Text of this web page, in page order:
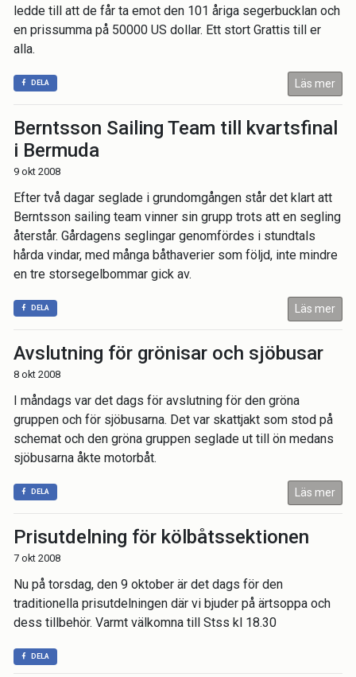
ledde till att de får ta emot den 101 åriga segerbucklan och
en prissumma på 50000 US dollar. Ett stort Grattis till er
alla.
DELA Läs mer
Berntsson Sailing Team till kvartsfinal
i Bermuda
9 okt 2008
Efter två dagar seglade i grundomgången står det klart att
Berntsson sailing team vinner sin grupp trots att en segling
återstår. Gårdagens seglingar genomfördes i stundtals
hårda vindar, med många båthaverier som följd, inte mindre
en tre storsegelbommar gick av.
DELA Läs mer
Avslutning för grönisar och sjöbusar
8 okt 2008
I måndags var det dags för avslutning för den gröna
gruppen och för sjöbusarna. Det var skattjakt som stod på
schemat och den gröna gruppen seglade ut till ön medans
sjöbusarna åkte motorbåt.
DELA Läs mer
Prisutdelning för kölbåtssektionen
7 okt 2008
Nu på torsdag, den 9 oktober är det dags för den
traditionella prisutdelningen där vi bjuder på ärtsoppa och
dess tillbehör. Varmt välkomna till Stss kl 18.30
DELA